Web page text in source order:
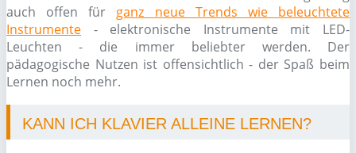
auch offen für ganz neue Trends wie beleuchtete
Instrumente - elektronische Instrumente mit LED-
Leuchten - die immer beliebter werden. Der
pädagogische Nutzen ist offensichtlich - der Spaß beim
Lernen noch mehr.
KANN ICH KLAVIER ALLEINE LERNEN?